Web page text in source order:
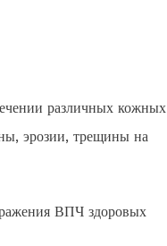
различных кожных
эрозии, трещины на
ВПЧ здоровых